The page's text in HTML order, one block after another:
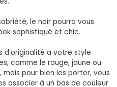
le noir pourra vous
sophistiqué et chic.
d’originalité a votre style
comme le rouge, jaune ou
pour bien les porter, vous
associer à un bas de couleur